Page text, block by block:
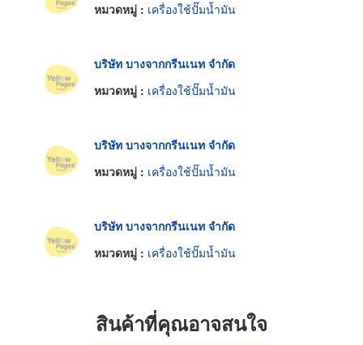
หมวดหมู่ : เครื่องใช้ปั๊มน้ำมัน
บริษัท บางจากกรีนเนท จำกัด
หมวดหมู่ : เครื่องใช้ปั๊มน้ำมัน
บริษัท บางจากกรีนเนท จำกัด
หมวดหมู่ : เครื่องใช้ปั๊มน้ำมัน
บริษัท บางจากกรีนเนท จำกัด
หมวดหมู่ : เครื่องใช้ปั๊มน้ำมัน
สินค้าที่คุณอาจสนใจ